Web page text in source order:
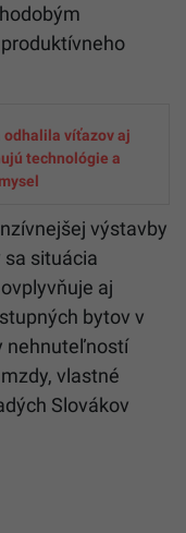
odhalila víťazov aj
technológie a
výstavby
sa situácia
aj
bytov v
nehnuteľností
vlastné
Slovákov